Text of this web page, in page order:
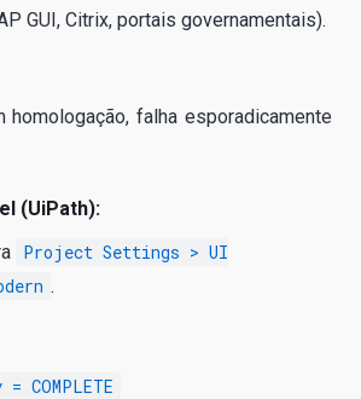
GUI, Citrix, portais governamentais).
homologação, falha esporadicamente
(UiPath):
Project Settings > UI
.
COMPLETE